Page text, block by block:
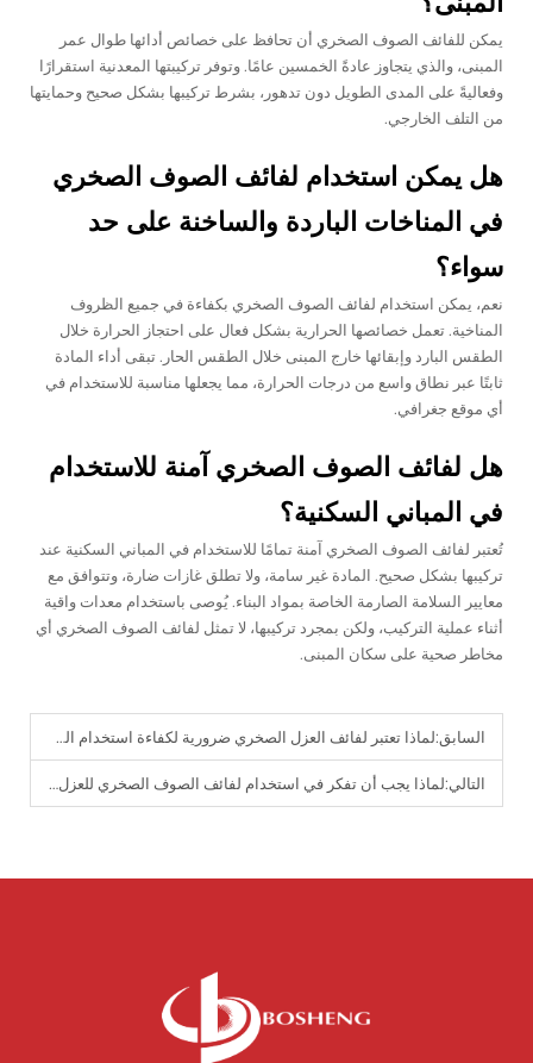
يمكن للفائف الصوف الصخري أن تحافظ على خصائص أدائها طوال عمر
المبنى، والذي يتجاوز عادةً الخمسين عامًا. وتوفر تركيبتها المعدنية استقرارًا
وفعاليةً على المدى الطويل دون تدهور، بشرط تركيبها بشكل صحيح وحمايتها
من التلف الخارجي.
هل يمكن استخدام لفائف الصوف الصخري
في المناخات الباردة والساخنة على حد
سواء؟
نعم، يمكن استخدام لفائف الصوف الصخري بكفاءة في جميع الظروف
المناخية. تعمل خصائصها الحرارية بشكل فعال على احتجاز الحرارة خلال
الطقس البارد وإبقائها خارج المبنى خلال الطقس الحار. تبقى أداء المادة
ثابتًا عبر نطاق واسع من درجات الحرارة، مما يجعلها مناسبة للاستخدام في
أي موقع جغرافي.
هل لفائف الصوف الصخري آمنة للاستخدام
في المباني السكنية؟
تُعتبر لفائف الصوف الصخري آمنة تمامًا للاستخدام في المباني السكنية عند
تركيبها بشكل صحيح. المادة غير سامة، ولا تطلق غازات ضارة، وتتوافق مع
معايير السلامة الصارمة الخاصة بمواد البناء. يُوصى باستخدام معدات واقية
أثناء عملية التركيب، ولكن بمجرد تركيبها، لا تمثل لفائف الصوف الصخري أي
مخاطر صحية على سكان المبنى.
السابق:لماذا تعتبر لفائف العزل الصخري ضرورية لكفاءة استخدام الطاقة؟
التالي:لماذا يجب أن تفكر في استخدام لفائف الصوف الصخري للعزل الحراري للسقف والجدران؟